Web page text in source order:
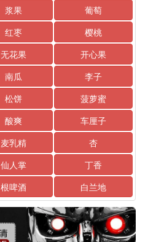
浆果
葡萄
红枣
樱桃
无花果
开心果
南瓜
李子
松饼
菠萝蜜
酸爽
车厘子
麦乳精
杏
仙人掌
丁香
根啤酒 白兰地